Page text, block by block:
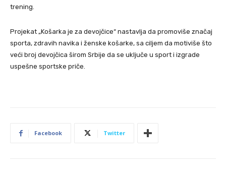
trening.
Projekat „Košarka je za devojčice“ nastavlja da promoviše značaj
sporta, zdravih navika i ženske košarke, sa ciljem da motiviše što
veći broj devojčica širom Srbije da se uključe u sport i izgrade
uspešne sportske priče.
Facebook Twitter